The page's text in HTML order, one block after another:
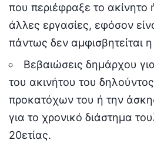
που περιέφραξε το ακίνητο
άλλες εργασίες, εφόσον
πάντως δεν αμφισβητείται
Βεβαιώσεις δημάρχου
του ακινήτου του
προκατόχων του ή την
για το χρονικό διάστημα
20ετίας.